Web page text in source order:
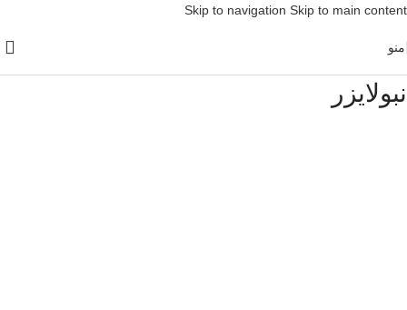
Skip to navigation Skip to main content
منو
نبولایزر